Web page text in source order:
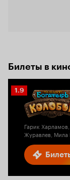
Билеты в
Рейтинг
Кинопоиска
1.9
Гарик
Журавлев, Мила